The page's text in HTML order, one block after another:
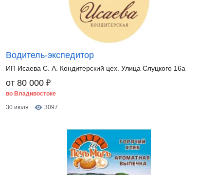
Водитель-экспедитор
ИП Исаева С. А. Кондитерский цех. Улица Слуцкого 16а
от 80 000 ₽
во Владивостоке
30 июля
3097